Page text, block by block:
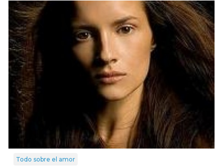
Todo sobre el amor